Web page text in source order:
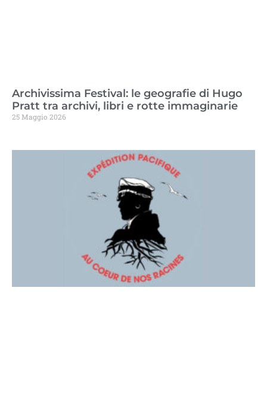
Archivissima Festival: le geografie di Hugo
Pratt tra archivi, libri e rotte immaginarie
25 Maggio 2026